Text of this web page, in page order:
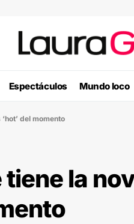
Espectáculos Mundo loco
del momento
la